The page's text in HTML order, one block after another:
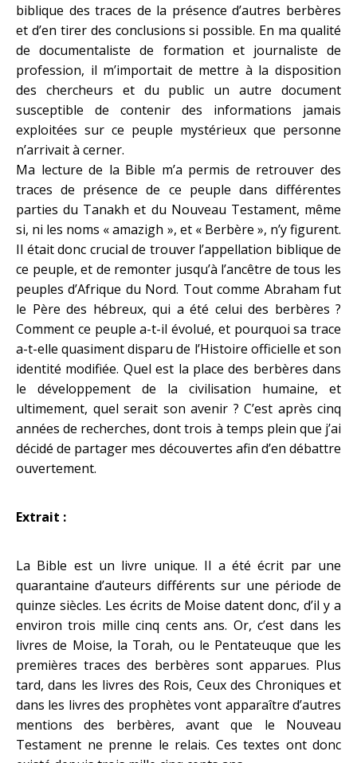
biblique des traces de la présence d’autres berbères
et d’en tirer des conclusions si possible. En ma qualité
de documentaliste de formation et journaliste de
profession, il m’importait de mettre à la disposition
des chercheurs et du public un autre document
susceptible de contenir des informations jamais
exploitées sur ce peuple mystérieux que personne
n’arrivait à cerner.
Ma lecture de la Bible m’a permis de retrouver des
traces de présence de ce peuple dans différentes
parties du Tanakh et du Nouveau Testament, même
si, ni les noms « amazigh », et « Berbère », n’y figurent.
Il était donc crucial de trouver l’appellation biblique de
ce peuple, et de remonter jusqu’à l’ancêtre de tous les
peuples d’Afrique du Nord. Tout comme Abraham fut
le Père des hébreux, qui a été celui des berbères ?
Comment ce peuple a-t-il évolué, et pourquoi sa trace
a-t-elle quasiment disparu de l’Histoire officielle et son
identité modifiée. Quel est la place des berbères dans
le développement de la civilisation humaine, et
ultimement, quel serait son avenir ? C’est après cinq
années de recherches, dont trois à temps plein que j’ai
décidé de partager mes découvertes afin d’en débattre
ouvertement.
Extrait :
La Bible est un livre unique. Il a été écrit par une
quarantaine d’auteurs différents sur une période de
quinze siècles. Les écrits de Moise datent donc, d’il y a
environ trois mille cinq cents ans. Or, c’est dans les
livres de Moise, la Torah, ou le Pentateuque que les
premières traces des berbères sont apparues. Plus
tard, dans les livres des Rois, Ceux des Chroniques et
dans les livres des prophètes vont apparaître d’autres
mentions des berbères, avant que le Nouveau
Testament ne prenne le relais. Ces textes ont donc